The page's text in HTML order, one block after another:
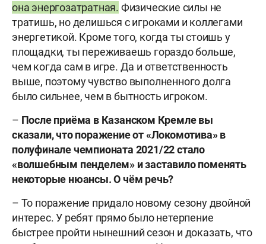
она энергозатратная. Физические силы не
тратишь, но делишься с игроками и коллегами
энергетикой. Кроме того, когда ты стоишь у
площадки, ты переживаешь гораздо больше,
чем когда сам в игре. Да и ответственность
выше, поэтому чувство выполненного долга
было сильнее, чем в бытность игроком.
– После приёма в Казанском Кремле вы
сказали, что поражение от «Локомотива» в
полуфинале чемпионата 2021/22 стало
«волшебным пенделем» и заставило поменять
некоторые нюансы. О чём речь?
– То поражение придало новому сезону двойной
интерес. У ребят прямо было нетерпение
быстрее пройти нынешний сезон и доказать, что